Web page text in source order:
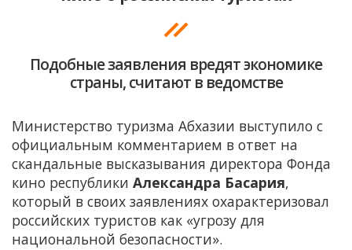
Подобные заявления вредят экономике
страны, считают в ведомстве
Министерство туризма Абхазии выступило с
официальным комментарием в ответ на
скандальные высказывания директора Фонда
кино республики Александра Басария,
который в своих заявлениях охарактеризовал
российских туристов как «угрозу для
национальной безопасности».